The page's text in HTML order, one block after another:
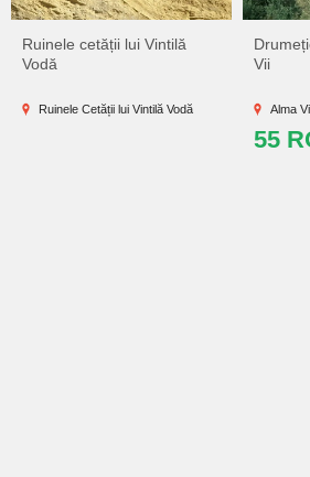
Ruinele cetății lui Vintilă
Vodă
Ruinele Cetății lui Vintilă Vodă
Vii
Alma
55